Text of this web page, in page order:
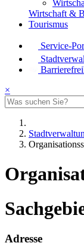
Wirtschaft &
Tourismus
Service-
×
Adresse